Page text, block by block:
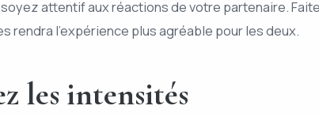
attentif aux réactions de votre partenaire.
rendra l’expérience plus agréable pour les deux.
les intensités